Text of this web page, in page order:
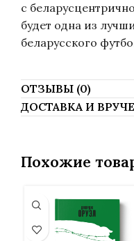
с
будет одна из
беларусского
ОТЗЫВЫ (0)
ДОСТАВКА И
Похожие